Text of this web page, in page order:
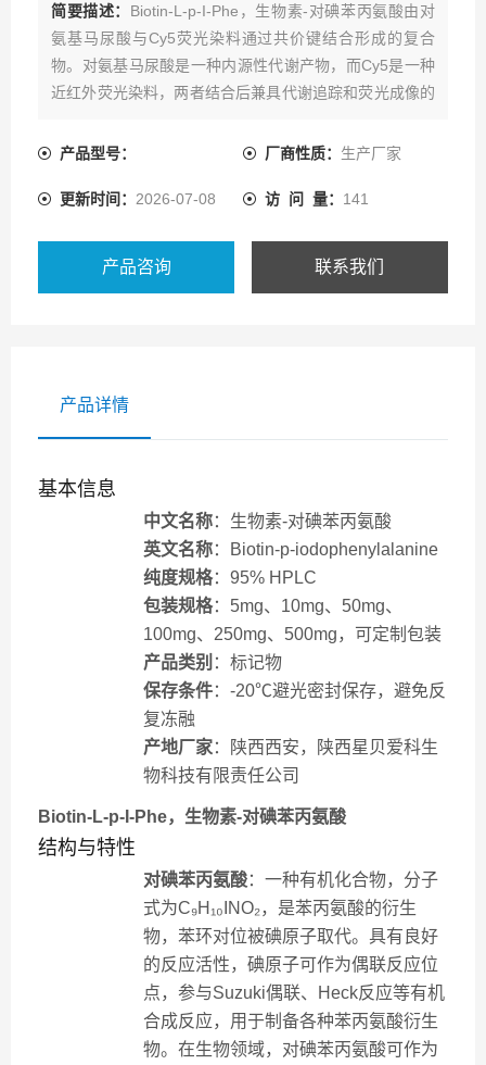
简要描述： Biotin-L-p-I-Phe，生物素-对碘苯丙氨酸由对
氨基马尿酸与Cy5荧光染料通过共价键结合形成的复合
物。对氨基马尿酸是一种内源性代谢产物，而Cy5是一种
近红外荧光染料，两者结合后兼具代谢追踪和荧光成像的
产品型号：
厂商性质： 生产厂家
更新时间： 2026-07-08 访 问 量： 141
产品咨询 联系我们
产品详情
基本信息
中文名称：生物素-对碘苯丙氨酸
英文名称：Biotin-p-iodophenylalanine
纯度规格：95% HPLC
包装规格：5mg、10mg、50mg、
100mg、250mg、500mg，可定制包装
产品类别 ：标记物
保存条件：-20℃避光密封保存，避免反
复冻融
产地厂家：陕西西安，陕西星贝爱科生
物科技有限责任公司
Biotin-L-p-I-Phe，生物素-对碘苯丙氨酸
结构与特性
对碘苯丙氨酸：一种有机化合物，分子
式为C₉H₁₀INO₂，是苯丙氨酸的衍生
物，苯环对位被碘原子取代。具有良好
的反应活性，碘原子可作为偶联反应位
点，参与Suzuki偶联、Heck反应等有机
合成反应，用于制备各种苯丙氨酸衍生
物。在生物领域，对碘苯丙氨酸可作为